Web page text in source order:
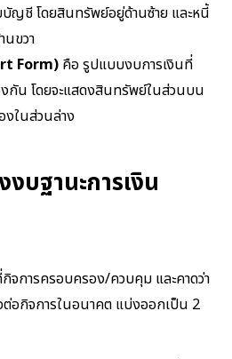
ญชี โดยสินทรัพย์อยู่ด้านซ้าย และหนี้
นขวา
Form) คือ รูปแบบงบการเงินที่
กัน โดยจะแสดงสินทรัพย์ในส่วนบน
งในส่วนล่าง
บฐานะการเงิน
จการครอบครอง/ควบคุม และคาดว่า
ต่อกิจการในอนาคต แบ่งออกเป็น 2